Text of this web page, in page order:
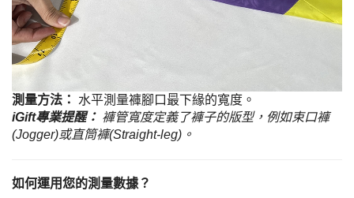
測量方法：
水平測量褲腳口最下緣的寬度。
iGift專業提醒： 褲管寬度定義了褲子的版型，例如束口褲
(Jogger)或直筒褲(Straight-leg)。
如何運用您的測量數據？